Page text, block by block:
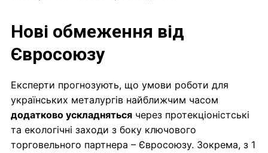
Нові обмеження від
Євросоюзу
Експерти прогнозують, що умови роботи для
українських металургів найближчим часом
додатково ускладняться через протекціоністські
та екологічні заходи з боку ключового
торговельного партнера – Євросоюзу. Зокрема, з 1